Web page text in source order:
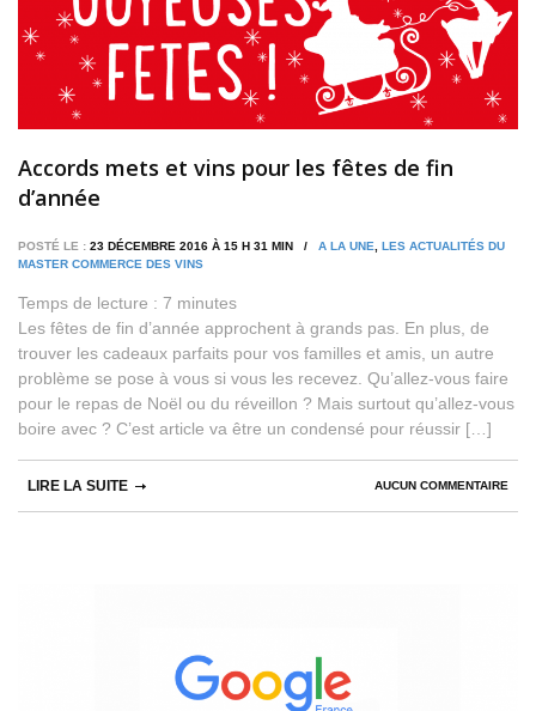
Accords mets et vins pour les fêtes de fin
d’année
POSTÉ LE : 23 DÉCEMBRE 2016 À 15 H 31 MIN / A LA UNE
LES ACTUALITÉS DU
MASTER COMMERCE DES VINS
Temps de lecture : 7 minutes
Les fêtes de fin d’année approchent à grands pas. En plus, de
trouver les cadeaux parfaits pour vos familles et amis, un autre
problème se pose à vous si vous les recevez. Qu’allez-vous faire
pour le repas de Noël ou du réveillon ? Mais surtout qu’allez-vous
boire avec ? C’est article va être un condensé pour réussir […]
AUCUN COMMENTAIRE
LIRE LA SUITE